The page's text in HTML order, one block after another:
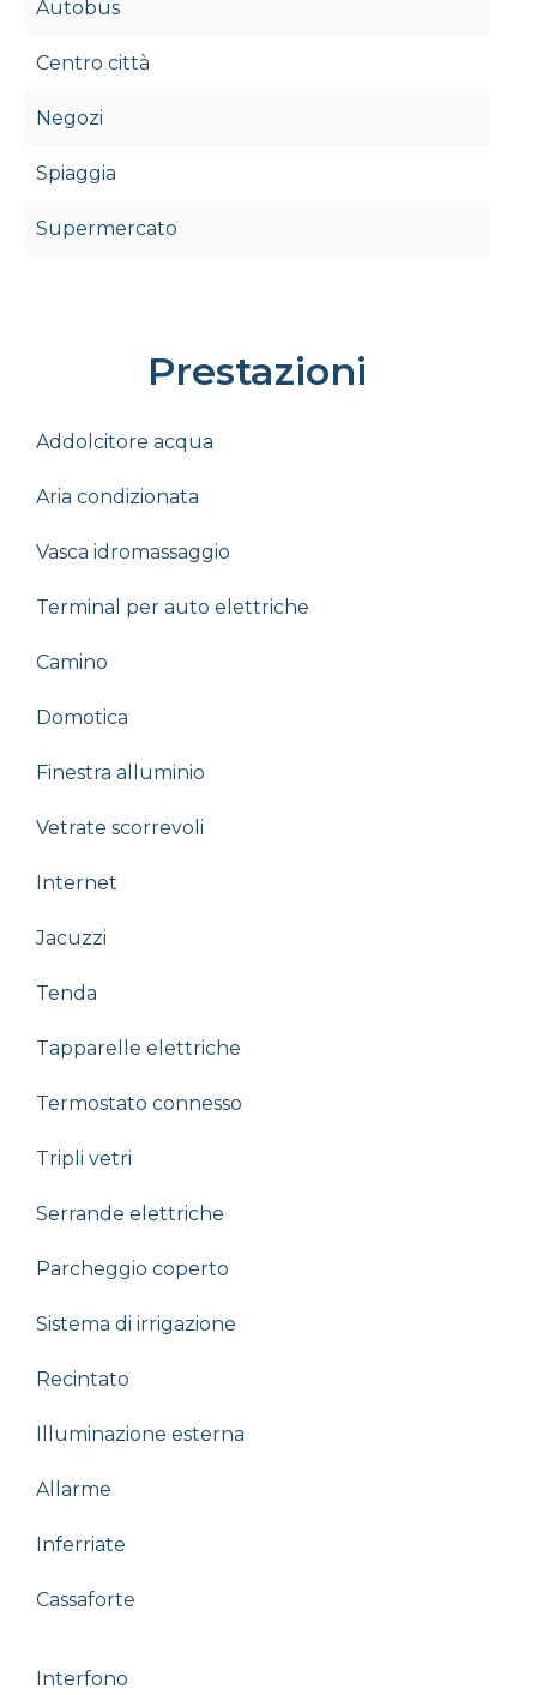
Autobus
Centro città
Negozi
Spiaggia
Supermercato
Prestazioni
Addolcitore acqua
Aria condizionata
Vasca idromassaggio
Terminal per auto elettriche
Camino
Domotica
Finestra alluminio
Vetrate scorrevoli
Internet
Jacuzzi
Tenda
Tapparelle elettriche
Termostato connesso
Tripli vetri
Serrande elettriche
Parcheggio coperto
Sistema di irrigazione
Recintato
Illuminazione esterna
Allarme
Inferriate
Cassaforte
Interfono